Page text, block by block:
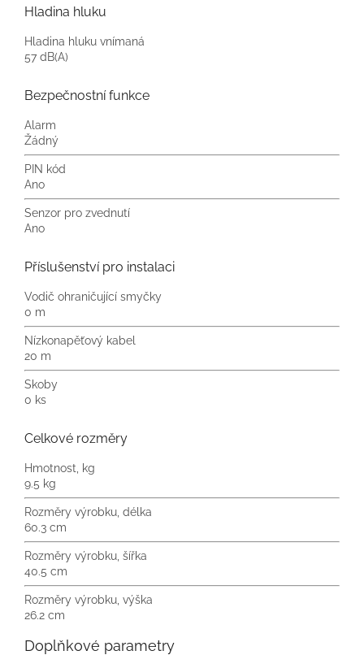
Hladina hluku
Hladina hluku vnímaná
57 dB(A)
Bezpečnostní funkce
Alarm
Žádný
PIN kód
Ano
Senzor pro zvednutí
Ano
Příslušenství pro instalaci
Vodič ohraničující smyčky
0 m
Nízkonapěťový kabel
20 m
Skoby
0 ks
Celkové rozměry
Hmotnost, kg
9.5 kg
Rozměry výrobku, délka
60.3 cm
Rozměry výrobku, šířka
40.5 cm
Rozměry výrobku, výška
26.2 cm
Doplňkové parametry